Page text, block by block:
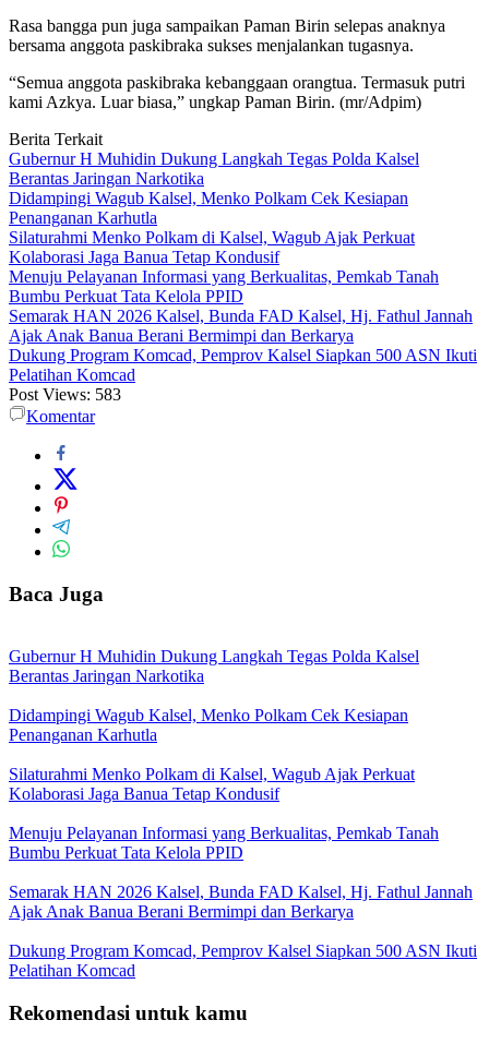
Rasa bangga pun juga sampaikan Paman Birin selepas anaknya
bersama anggota paskibraka sukses menjalankan tugasnya.
“Semua anggota paskibraka kebanggaan orangtua. Termasuk putri
kami Azkya. Luar biasa,” ungkap Paman Birin. (mr/Adpim)
Berita Terkait
Gubernur H Muhidin Dukung Langkah Tegas Polda Kalsel
Berantas Jaringan Narkotika
Didampingi Wagub Kalsel, Menko Polkam Cek Kesiapan
Penanganan Karhutla
Silaturahmi Menko Polkam di Kalsel, Wagub Ajak Perkuat
Kolaborasi Jaga Banua Tetap Kondusif
Menuju Pelayanan Informasi yang Berkualitas, Pemkab Tanah
Bumbu Perkuat Tata Kelola PPID
Semarak HAN 2026 Kalsel, Bunda FAD Kalsel, Hj. Fathul Jannah
Ajak Anak Banua Berani Bermimpi dan Berkarya
Dukung Program Komcad, Pemprov Kalsel Siapkan 500 ASN Ikuti
Pelatihan Komcad
Post Views: 583
Komentar
Baca Juga
Gubernur H Muhidin Dukung Langkah Tegas Polda Kalsel
Berantas Jaringan Narkotika
Didampingi Wagub Kalsel, Menko Polkam Cek Kesiapan
Penanganan Karhutla
Silaturahmi Menko Polkam di Kalsel, Wagub Ajak Perkuat
Kolaborasi Jaga Banua Tetap Kondusif
Menuju Pelayanan Informasi yang Berkualitas, Pemkab Tanah
Bumbu Perkuat Tata Kelola PPID
Semarak HAN 2026 Kalsel, Bunda FAD Kalsel, Hj. Fathul Jannah
Ajak Anak Banua Berani Bermimpi dan Berkarya
Dukung Program Komcad, Pemprov Kalsel Siapkan 500 ASN Ikuti
Pelatihan Komcad
Rekomendasi untuk kamu